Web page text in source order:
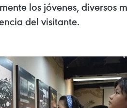
los jóvenes, diversos
del visitante.